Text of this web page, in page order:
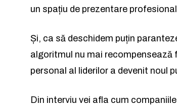
un spațiu de prezentare
Și, ca să deschidem puțin
algoritmul nu mai recompensează
personal al liderilor a devenit noul
Din interviu vei afla cum